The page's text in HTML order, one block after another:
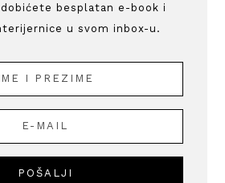
besplatan e-book i
u svom inbox-u.